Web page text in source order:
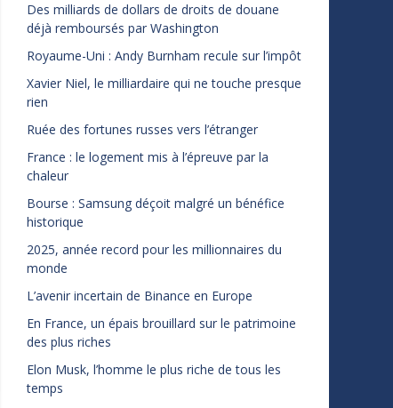
Des milliards de dollars de droits de douane
déjà remboursés par Washington
Royaume-Uni : Andy Burnham recule sur l’impôt
Xavier Niel, le milliardaire qui ne touche presque
rien
Ruée des fortunes russes vers l’étranger
France : le logement mis à l’épreuve par la
chaleur
Bourse : Samsung déçoit malgré un bénéfice
historique
2025, année record pour les millionnaires du
monde
L’avenir incertain de Binance en Europe
En France, un épais brouillard sur le patrimoine
des plus riches
Elon Musk, l’homme le plus riche de tous les
temps